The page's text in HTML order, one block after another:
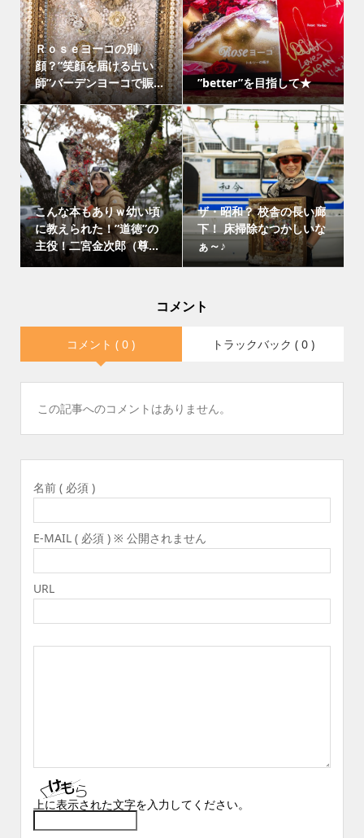
Ｒｏｓｅヨーコの別
顔？”笑顔を届ける占い
師”バーデンヨーコで賑...
”better”を目指して★
こんな本もありｗ幼い頃
に教えられた！”道徳”の
主役！二宮金次郎（尊...
ザ・昭和？ 校舎の長い廊
下！ 床掃除なつかしいな
ぁ～♪
コメント
コメント ( 0 ) トラックバック ( 0 )
この記事へのコメントはありません。
名前 ( 必須 )
E-MAIL ( 必須 ) ※ 公開されません
URL
上に表示された文字を入力してください。